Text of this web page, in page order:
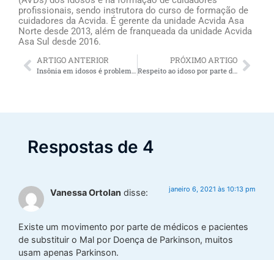
profissionais, sendo instrutora do curso de formação de
cuidadores da Acvida. É gerente da unidade Acvida Asa
Norte desde 2013, além de franqueada da unidade Acvida
Asa Sul desde 2016.
ARTIGO ANTERIOR
Insônia em idosos é problema comum: será que pode ser minimizado?
PRÓXIMO ARTIGO
Respeito ao idoso por parte do cuidador é responsabilidade do profissional e de todos os envolvidos no cuidado
Respostas de 4
Vanessa Ortolan disse: janeiro 6, 2021 às 10:13 pm
Existe um movimento por parte de médicos e pacientes
de substituir o Mal por Doença de Parkinson, muitos
usam apenas Parkinson.